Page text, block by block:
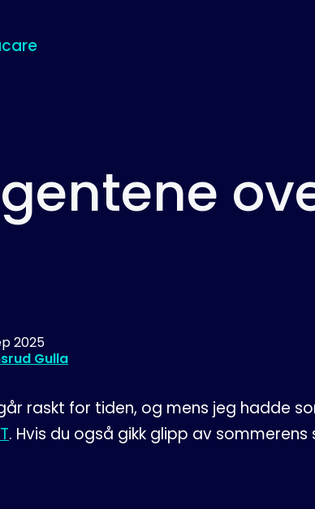
2025
Gulla
raskt for tiden, og mens jeg hadde
. Hvis du også gikk glipp av